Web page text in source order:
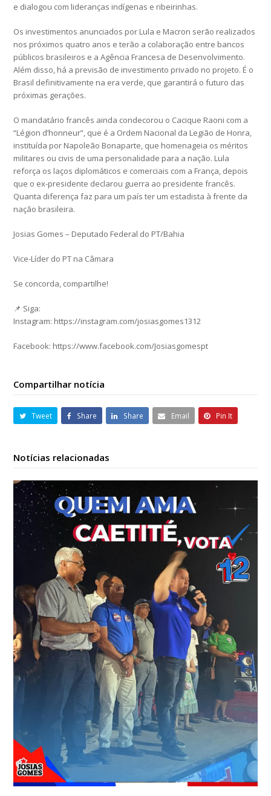
e dialogou com lideranças indígenas e ribeirinhas.
Os investimentos anunciados por Lula e Macron serão realizados
nos próximos quatro anos e terão a colaboração entre bancos
públicos brasileiros e a Agência Francesa de Desenvolvimento.
Além disso, há a previsão de investimento privado no projeto. É o
Brasil definitivamente na era verde, que garantirá o futuro das
próximas gerações.
O mandatário francês ainda condecorou o Cacique Raoni com a
“Légion d’honneur”, que é a Ordem Nacional da Legião de Honra,
instituída por Napoleão Bonaparte, que homenageia os méritos
militares ou civis de uma personalidade para a nação. Lula
reforça os laços diplomáticos e comerciais com a França, depois
que o ex-presidente declarou guerra ao presidente francês.
Quanta diferença faz para um país ter um estadista à frente da
nação brasileira.
Josias Gomes – Deputado Federal do PT/Bahia
Vice-Líder do PT na Câmara
Se concorda, compartilhe!
📌 Siga:
Instagram: https://instagram.com/josiasgomes1312
Facebook: https://www.facebook.com/Josiasgomespt
Compartilhar notícia
Tweet Share Share Email Pin It
Notícias relacionadas